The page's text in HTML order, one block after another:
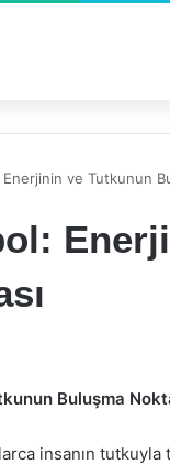
ve Tutkunun
Buluşma
insanın tutkuyla